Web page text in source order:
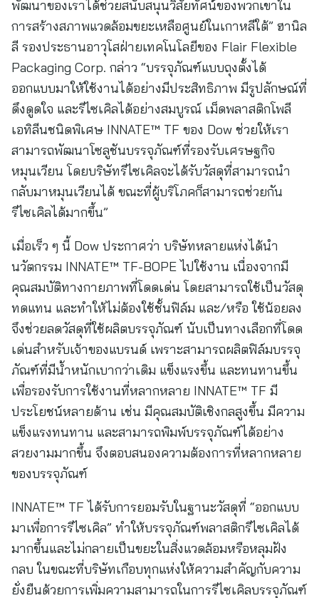
พัฒนาของเราได้ช่วยสนับสนุนวิสัยทัศน์ของพวกเขาใน
การสร้างสภาพแวดล้อมขยะเหลือศูนย์ในเกาหลีใต้” ฮานิล
ลี รองประธานอาวุโสฝ่ายเทคโนโลยีของ Flair Flexible
Packaging Corp. กล่าว “บรรจุภัณฑ์แบบถุงตั้งได้
ออกแบบมาให้ใช้งานได้อย่างมีประสิทธิภาพ มีรูปลักษณ์ที่
ดึงดูดใจ และรีไซเคิลได้อย่างสมบูรณ์ เม็ดพลาสติกโพลี
เอทิลีนชนิดพิเศษ INNATE™ TF ของ Dow ช่วยให้เรา
สามารถพัฒนาโซลูชันบรรจุภัณฑ์ที่รองรับเศรษฐกิจ
หมุนเวียน โดยบริษัทรีไซเคิลจะได้รับวัสดุที่สามารถนำ
กลับมาหมุนเวียนได้ ขณะที่ผู้บริโภคก็สามารถช่วยกัน
รีไซเคิลได้มากขึ้น”
เมื่อเร็ว ๆ นี้ Dow ประกาศว่า บริษัทหลายแห่งได้นำ
นวัตกรรม INNATE™ TF-BOPE ไปใช้งาน เนื่องจากมี
คุณสมบัติทางกายภาพที่โดดเด่น โดยสามารถใช้เป็นวัสดุ
ทดแทน และทำให้ไม่ต้องใช้ชั้นฟิล์ม และ/หรือ ใช้น้อยลง
จึงช่วยลดวัสดุที่ใช้ผลิตบรรจุภัณฑ์ นับเป็นทางเลือกที่โดด
เด่นสำหรับเจ้าของแบรนด์ เพราะสามารถผลิตฟิล์มบรรจุ
ภัณฑ์ที่มีน้ำหนักเบากว่าเดิม แข็งแรงขึ้น และทนทานขึ้น
เพื่อรองรับการใช้งานที่หลากหลาย INNATE™ TF มี
ประโยชน์หลายด้าน เช่น มีคุณสมบัติเชิงกลสูงขึ้น มีความ
แข็งแรงทนทาน และสามารถพิมพ์บรรจุภัณฑ์ได้อย่าง
สวยงามมากขึ้น จึงตอบสนองความต้องการที่หลากหลาย
ของบรรจุภัณฑ์
INNATE™ TF ได้รับการยอมรับในฐานะวัสดุที่ “ออกแบบ
มาเพื่อการรีไซเคิล” ทำให้บรรจุภัณฑ์พลาสติกรีไซเคิลได้
มากขึ้นและไม่กลายเป็นขยะในสิ่งแวดล้อมหรือหลุมฝัง
กลบ ในขณะที่บริษัทเกือบทุกแห่งให้ความสำคัญกับความ
ยั่งยืนด้วยการเพิ่มความสามารถในการรีไซเคิลบรรจุภัณฑ์